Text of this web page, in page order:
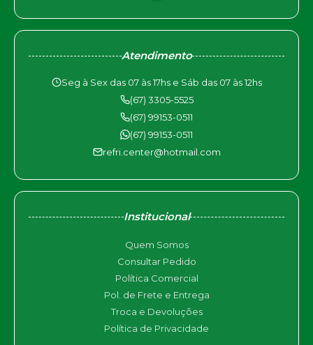
Atendimento
Seg à Sex das 07 às 17hs e Sáb das 07 às 12hs
(67) 3305-5525
(67) 99153-0511
(67) 99153-0511
refri.center@hotmail.com
Institucional
Quem Somos
Consultar Pedido
Política Comercial
Pol. de Frete e Entrega
Troca e Devoluções
Política de Privacidade